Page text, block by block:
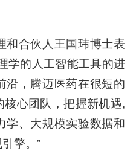
和合伙人王国玮博士表
学的人工智能工具的进
沿，腾迈医药在很短的
心团队，把握新机遇,
学、大规模实验数据和
擎。”